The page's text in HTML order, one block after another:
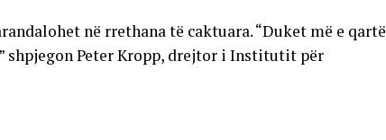
në rrethana të caktuara. “Duket më e qartë
shpjegon Peter Kropp, drejtor i Institutit për